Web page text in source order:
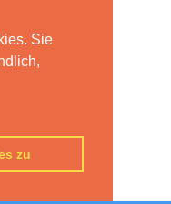
Sie
zu